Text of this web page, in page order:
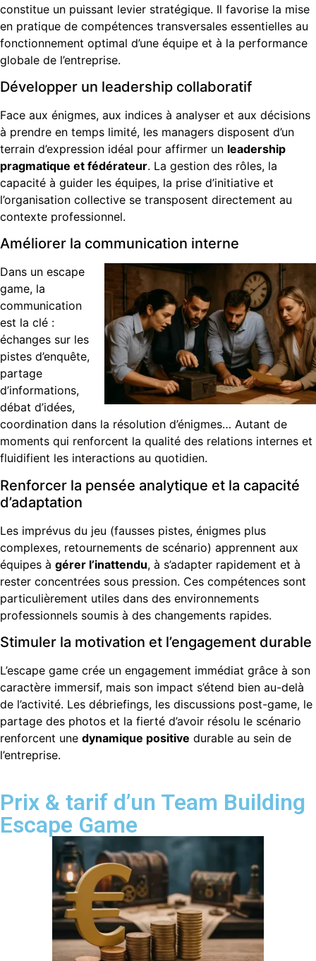
constitue un puissant levier stratégique. Il favorise la mise
en pratique de compétences transversales essentielles au
fonctionnement optimal d’une équipe et à la performance
globale de l’entreprise.
Développer un leadership collaboratif
Face aux énigmes, aux indices à analyser et aux décisions
à prendre en temps limité, les managers disposent d’un
terrain d’expression idéal pour affirmer un leadership
pragmatique et fédérateur. La gestion des rôles, la
capacité à guider les équipes, la prise d’initiative et
l’organisation collective se transposent directement au
contexte professionnel.
Améliorer la communication interne
Dans un escape
game, la
communication
est la clé :
échanges sur les
pistes d’enquête,
partage
d’informations,
débat d’idées,
coordination dans la résolution d’énigmes… Autant de
moments qui renforcent la qualité des relations internes et
fluidifient les interactions au quotidien.
Renforcer la pensée analytique et la capacité
d’adaptation
Les imprévus du jeu (fausses pistes, énigmes plus
complexes, retournements de scénario) apprennent aux
équipes à gérer l’inattendu, à s’adapter rapidement et à
rester concentrées sous pression. Ces compétences sont
particulièrement utiles dans des environnements
professionnels soumis à des changements rapides.
Stimuler la motivation et l’engagement durable
L’escape game crée un engagement immédiat grâce à son
caractère immersif, mais son impact s’étend bien au-delà
de l’activité. Les débriefings, les discussions post-game, le
partage des photos et la fierté d’avoir résolu le scénario
renforcent une dynamique positive durable au sein de
l’entreprise.
Prix & tarif d’un Team Building
Escape Game